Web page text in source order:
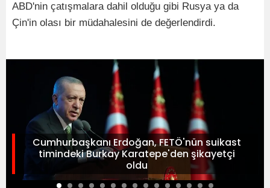
ABD'nin çatışmalara dahil olduğu gibi Rusya ya da
Çin'in olası bir müdahalesini de değerlendirdi.
Cumhurbaşkanı Erdoğan, FETÖ'nün suikast
timindeki Burkay Karatepe'den şikayetçi
oldu